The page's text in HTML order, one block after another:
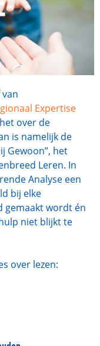
Expertise
over de
is namelijk de
Gewoon”, het
Leren. In
Analyse een
bij elke
gemaakt wordt én
niet blijkt te
over lezen: